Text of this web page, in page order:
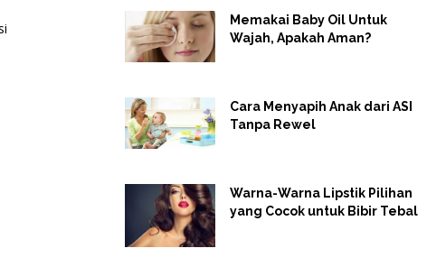
Memakai Baby Oil Untuk
Wajah, Apakah Aman?
Cara Menyapih Anak dari ASI
Tanpa Rewel
Warna-Warna Lipstik Pilihan
yang Cocok untuk Bibir Tebal